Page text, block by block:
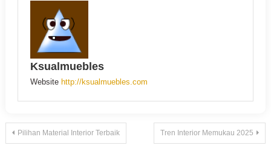
Ksualmuebles
Website http://ksualmuebles.com
Navigasi
Pilihan Material Interior Terbaik Tren Interior Memukau 2025